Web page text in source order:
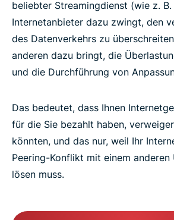
beliebter Streamingdienst (wie z.
Internetanbieter dazu zwingt, den
des Datenverkehrs zu
anderen dazu bringt, die
und die Durchführung von
Das bedeutet, dass Ihnen
für die Sie bezahlt haben,
könnten, und das nur, weil Ihr
Peering-Konflikt mit einem anderen
lösen muss.